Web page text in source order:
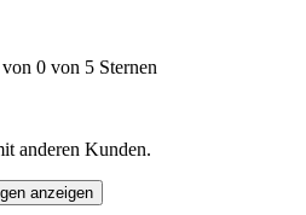
0 von 5 Sternen
anderen Kunden.
anzeigen